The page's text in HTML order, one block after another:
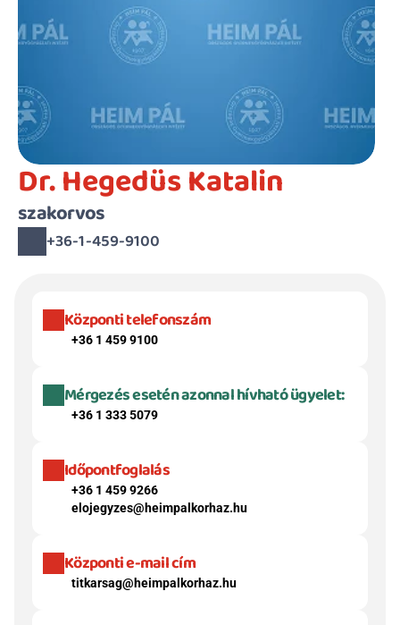
Dr. Hegedüs Katalin
szakorvos
+36-1-459-9100
Központi telefonszám
+36 1 459 9100
Mérgezés esetén azonnal hívható ügyelet:
+36 1 333 5079
Időpontfoglalás
+36 1 459 9266
elojegyzes@heimpalkorhaz.hu
Központi e-mail cím
titkarsag@heimpalkorhaz.hu